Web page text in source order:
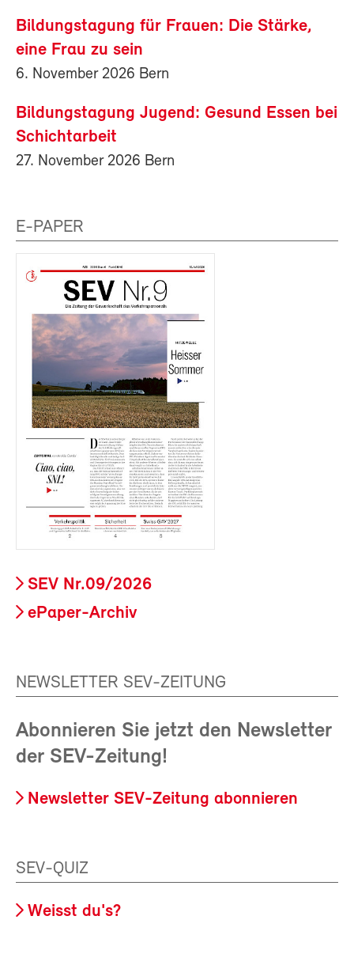
Bildungstagung für Frauen: Die Stärke,
eine Frau zu sein
6. November 2026 Bern
Bildungstagung Jugend: Gesund Essen bei
Schichtarbeit
27. November 2026 Bern
E-PAPER
SEV Nr.09/2026
ePaper-Archiv
NEWSLETTER SEV-ZEITUNG
Abonnieren Sie jetzt den Newsletter
der SEV-Zeitung!
Newsletter SEV-Zeitung abonnieren
SEV-QUIZ
Weisst du's?